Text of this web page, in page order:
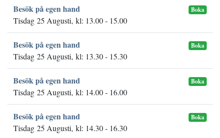
Besök på egen hand Boka
Tisdag 25 Augusti, kl: 13.00 - 15.00
Besök på egen hand Boka
Tisdag 25 Augusti, kl: 13.30 - 15.30
Besök på egen hand Boka
Tisdag 25 Augusti, kl: 14.00 - 16.00
Besök på egen hand Boka
Tisdag 25 Augusti, kl: 14.30 - 16.30